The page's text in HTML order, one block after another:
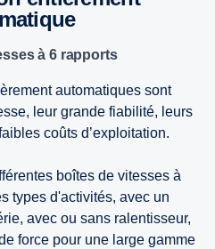
à 6 rapports
automatiques sont
leur grande fiabilité, leurs
coûts d’exploitation.
boîtes de vitesses à
types d'activités, avec un
avec ou sans ralentisseur,
force pour une large gamme